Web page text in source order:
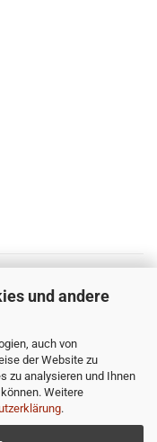
und andere
auch von
der Website zu
zu analysieren und Ihnen
Weitere
.